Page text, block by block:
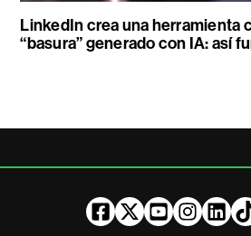
LinkedIn crea una herramienta
“basura” generado con IA: así